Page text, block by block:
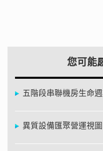
您可能
五階段串聯機房生命
異質設備匯聚營運視